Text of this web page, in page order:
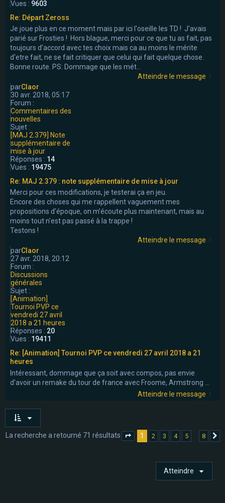
Vues : 9603
Re: Départ Zeross
Je joue plus en ce moment mais par ici l'oseille les TD ! J'avais
parié sur Frosties ! Hors blague, merci pour ce que tu as fait, pas
toujours d'accord avec tes choix mais ca au moins le mérite
d'etre fait, ne se fait critiquer que celui qui fait quelque chose.
Bonne route. PS: Dommage que les mét...
Atteindre le message
parClaor
30 avr. 2018, 05:17
Forum :
Commentaires des
nouvelles
Sujet :
[MAJ 2.379] Note
supplémentaire de
mise à jour
Réponses : 14
Vues : 19475
Re: MAJ 2.379 : note supplémentaire de mise à jour
Merci pour ces modifications, je testerai ça en jeu.
Encore des choses qui me rappellent vaguement mes
propositions d'époque, on m’écoute plus maintenant, mais au
moins tout n'est pas passé à la trappe !
Testons !
Atteindre le message
parClaor
27 avr. 2018, 20:12
Forum :
Discussions
générales
Sujet :
[Animation]
Tournoi PVP ce
vendredi 27 avril
2018 a 21 heures
Réponses : 20
Vues : 19411
Re: [Animation] Tournoi PVP ce vendredi 27 avril 2018 a 21
heures
Intéressant, dommage que ça soit avec compos, pas envie
d'avoir un remake du tour de france avec Froome, Armstrong ...
Atteindre le message
La recherche a retourné 71 résultats Page sur8
1 2 3 4 5 8
Atteindre